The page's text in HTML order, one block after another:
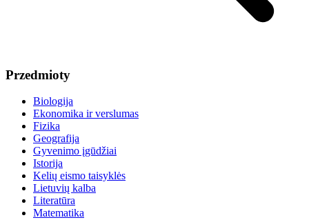
Przedmioty
Biologija
Ekonomika ir verslumas
Fizika
Geografija
Gyvenimo įgūdžiai
Istorija
Kelių eismo taisyklės
Lietuvių kalba
Literatūra
Matematika